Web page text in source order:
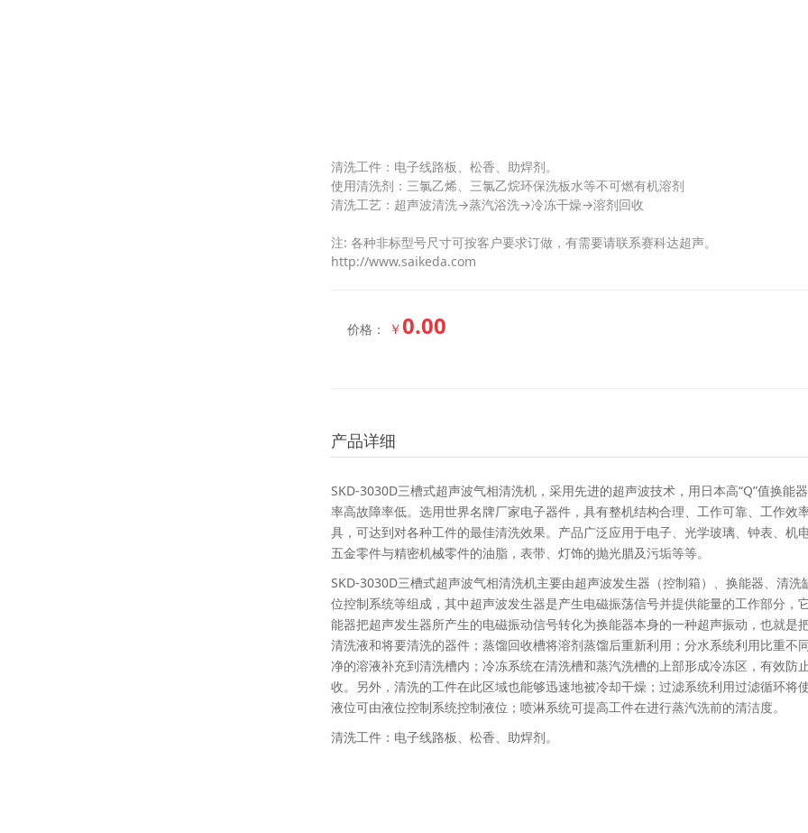
清洗工件：电子线路板、松香、助焊剂。
使用清洗剂：三氯乙烯、三氯乙烷环保洗板水等不可燃有机溶剂
清洗工艺：超声波清洗→蒸汽浴洗→冷冻干燥→溶剂回收
注: 各种非标型号尺寸可按客户要求订做，有需要请联系赛科达超声。
http://www.saikeda.com
价格： ￥0.00
产品详细
SKD-3030D三槽式超声波气相清洗机，采用先进的超声波技术，用日本高“Q”值换
率高故障率低。选用世界名牌厂家电子器件，具有整机结构合理、工作可靠、工作
具，可达到对各种工件的最佳清洗效果。产品广泛应用于电子、光学玻璃、钟表、
五金零件与精密机械零件的油脂，表带、灯饰的抛光腊及污垢等等。
SKD-3030D三槽式超声波气相清洗机主要由超声波发生器（控制箱）、换能器、清
位控制系统等组成，其中超声波发生器是产生电磁振荡信号并提供能量的工作部分
能器把超声发生器所产生的电磁振动信号转化为换能器本身的一种超声振动，也就
清洗液和将要清洗的器件；蒸馏回收槽将溶剂蒸馏后重新利用；分水系统利用比重
净的溶液补充到清洗槽内；冷冻系统在清洗槽和蒸汽洗槽的上部形成冷冻区，有效
收。另外，清洗的工件在此区域也能够迅速地被冷却干燥；过滤系统利用过滤循环
液位可由液位控制系统控制液位；喷淋系统可提高工件在进行蒸汽洗前的清洁度。
清洗工件：电子线路板、松香、助焊剂。